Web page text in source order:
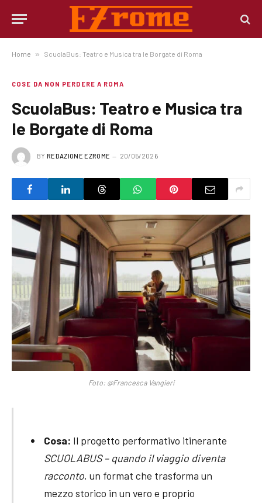
Home » ScuolaBus: Teatro e Musica tra le Borgate di Roma
COSE DA NON PERDERE A ROMA
ScuolaBus: Teatro e Musica tra
le Borgate di Roma
BY REDAZIONE EZROME 20/05/2026
Foto: @Francesca Vangieri
Cosa: Il progetto performativo itinerante
SCUOLABUS – quando il viaggio diventa
racconto, un format che trasforma un
mezzo storico in un vero e proprio